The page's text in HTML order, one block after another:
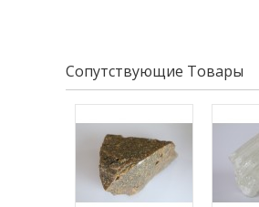
Сопутствующие Товары